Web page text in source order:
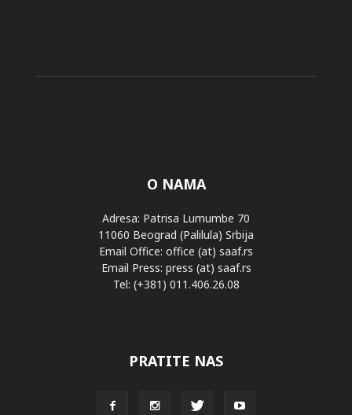
O NAMA
Adresa: Patrisa Lumumbe 70
11060 Beograd (Palilula) Srbija
Email Office: office (at) saaf.rs
Email Press: press (at) saaf.rs
Tel: (+381) 011.406.26.08
PRATITE NAS